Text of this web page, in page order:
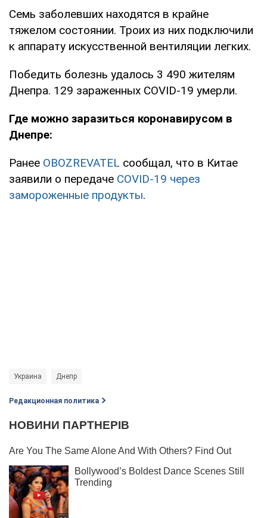
Семь заболевших находятся в крайне
тяжелом состоянии. Троих из них подключили
к аппарату искусственной вентиляции легких.
Победить болезнь удалось 3 490 жителям
Днепра. 129 зараженных COVID-19 умерли.
Где можно заразиться коронавирусом в
Днепре:
Ранее OBOZREVATEL сообщал, что в Китае
заявили о передаче COVID-19 через
замороженные продукты.
Украина Днепр
Редакционная политика